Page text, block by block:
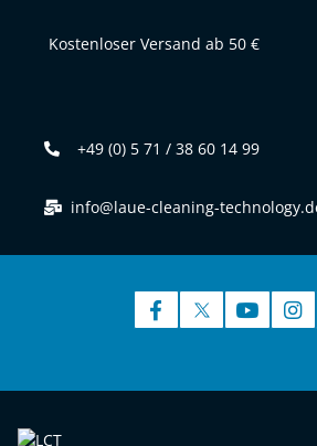
Kostenloser Versand ab 50 €
+49 (0) 5 71 / 38 60 14 99
info@laue-cleaning-